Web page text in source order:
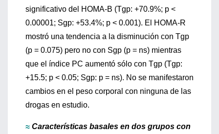
significativo del HOMA-B (Tgp: +70.9%; p <
0.00001; Sgp: +53.4%; p < 0.001). El HOMA-R
mostró una tendencia a la disminución con Tgp
(p = 0.075) pero no con Sgp (p = ns) mientras
que el índice PC aumentó sólo con Tgp (Tgp:
+15.5; p < 0.05; Sgp: p = ns). No se manifestaron
cambios en el peso corporal con ninguna de las
drogas en estudio.
≈ Características basales en dos grupos con